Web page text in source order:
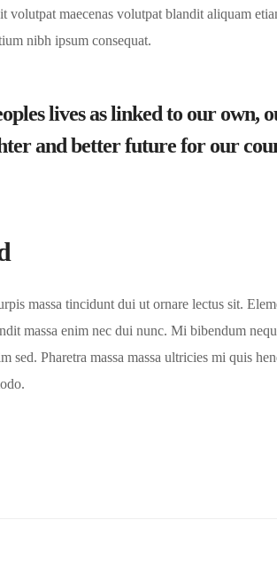
volutpat maecenas volutpat blandit aliquam
nibh ipsum consequat.
lives as linked to our own,
and better future for our
massa tincidunt dui ut ornare lectus sit.
massa enim nec dui nunc. Mi bibendum
sed. Pharetra massa massa ultricies mi quis